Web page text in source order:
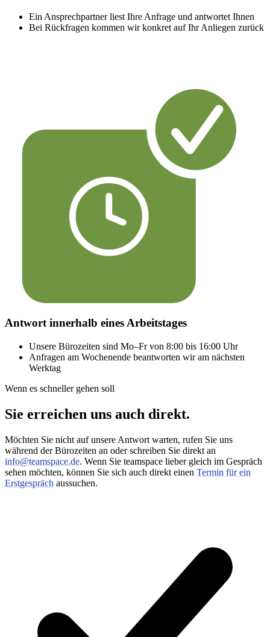
Ein Ansprechpartner liest Ihre Anfrage und antwortet Ihnen
Bei Rückfragen kommen wir konkret auf Ihr Anliegen zurück
Antwort innerhalb eines Arbeitstages
Unsere Bürozeiten sind Mo–Fr von 8:00 bis 16:00 Uhr
Anfragen am Wochenende beantworten wir am nächsten
Werktag
Wenn es schneller gehen soll
Sie erreichen uns auch direkt.
Möchten Sie nicht auf unsere Antwort warten, rufen Sie uns
während der Bürozeiten an oder schreiben Sie direkt an
info@teamspace.de. Wenn Sie teamspace lieber gleich im Gespräch
sehen möchten, können Sie sich auch direkt einen Termin für ein
Erstgespräch aussuchen.